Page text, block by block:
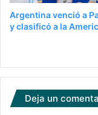
Argentina venció a
y clasificó a la
Deja un